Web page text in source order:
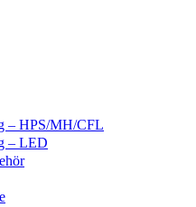
– HPS/MH/CFL
– LED